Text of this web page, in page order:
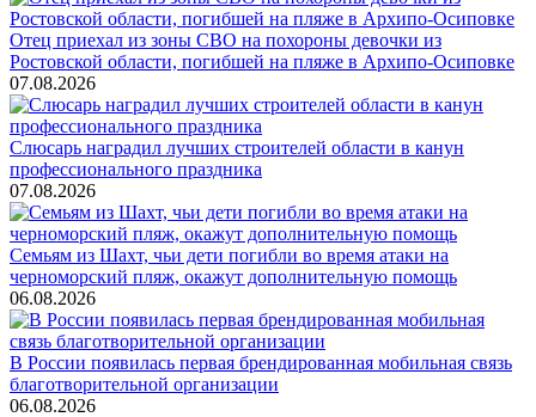
Отец приехал из зоны СВО на похороны девочки из
Ростовской области, погибшей на пляже в Архипо-Осиповке
07.08.2026
Слюсарь наградил лучших строителей области в канун
профессионального праздника
07.08.2026
Семьям из Шахт, чьи дети погибли во время атаки на
черноморский пляж, окажут дополнительную помощь
06.08.2026
В России появилась первая брендированная мобильная связь
благотворительной организации
06.08.2026